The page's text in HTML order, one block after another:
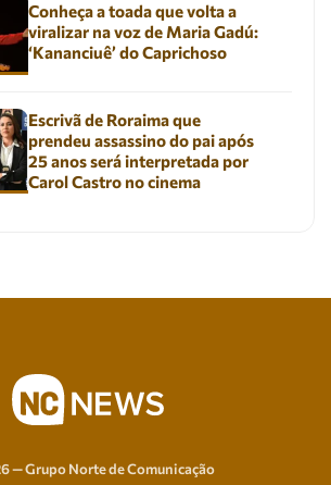
Conheça a toada que volta a
viralizar na voz de Maria Gadú:
‘Kananciuê’ do Caprichoso
Escrivã de Roraima que
prendeu assassino do pai após
25 anos será interpretada por
Carol Castro no cinema
— Grupo Norte de Comunicação